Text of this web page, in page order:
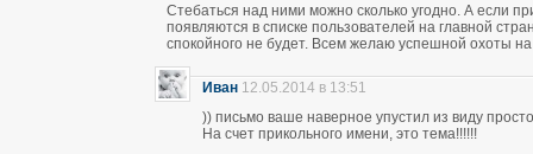
Стебаться над ними можно сколько угодно. А если
появляются в списке пользователей на главной
спокойного не будет. Всем желаю успешной охоты
Иван 12.05.2014 в 13:51
)) письмо ваше наверное упустил из виду
На счет прикольного имени, это тема!!!!!!